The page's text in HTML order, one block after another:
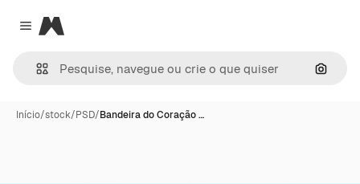
Close menu
Magnific
Início/stock/PSD/Bandeira do Coração …